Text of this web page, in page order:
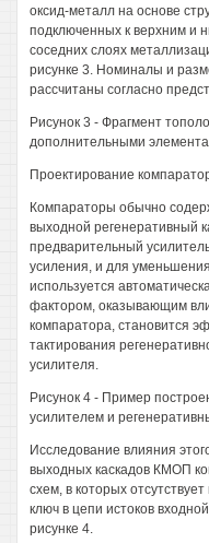
оксид-металл на основе
подключенных к верхним и
соседних слоях
рисунке 3. Номиналы и
рассчитаны согласно
Рисунок 3 - Фрагмент
дополнительными
Проектирование
Компараторы обычно
выходной регенеративный
предварительный
усиления, и для
используется
фактором, оказывающим
компаратора, становится
тактирования
усилителя.
Рисунок 4 - Пример
усилителем и
Исследование влияния
выходных каскадов КМОП
схем, в которых
ключ в цепи истоков
рисунке 4.